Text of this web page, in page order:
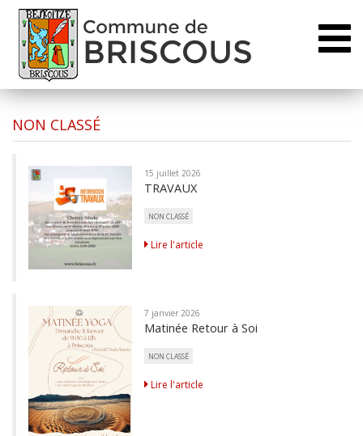
NON CLASSÉ
15 juillet 2026
TRAVAUX
NON CLASSÉ
Lire l'article
7 janvier 2026
Matinée Retour à Soi
NON CLASSÉ
Lire l'article